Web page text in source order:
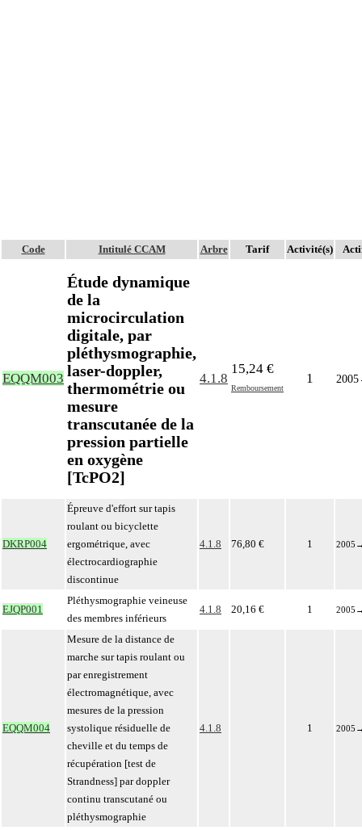
Code Intitulé CCAM Arbre Tarif Activité(s)
EQQM003
Étude dynamique
de la
microcirculation
digitale, par
pléthysmographie,
laser-doppler,
thermométrie ou
mesure
transcutanée de la
pression partielle
en oxygène
[TcPO2]
4.1.8
15,24 €
Remboursement
1 2005
DKRP004
Épreuve d'effort sur tapis
roulant ou bicyclette
ergométrique, avec
électrocardiographie
discontinue
4.1.8 76,80 € 1 2005
EJQP001
Pléthysmographie veineuse
des membres inférieurs
4.1.8 20,16 € 1 2005
EQQM004
Mesure de la distance de
marche sur tapis roulant ou
par enregistrement
électromagnétique, avec
mesures de la pression
systolique résiduelle de
cheville et du temps de
récupération [test de
Strandness] par doppler
continu transcutané ou
pléthysmographie
4.1.8 1 2005